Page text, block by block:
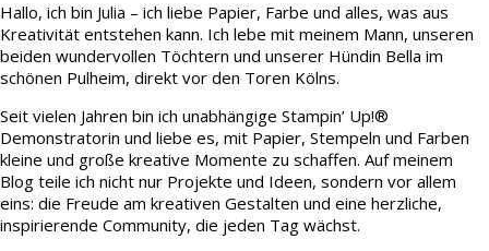
Hallo, ich bin Julia – ich liebe Papier, Farbe und alles, was aus
Kreativität entstehen kann. Ich lebe mit meinem Mann, unseren
beiden wundervollen Töchtern und unserer Hündin Bella im
schönen Pulheim, direkt vor den Toren Kölns.
Seit vielen Jahren bin ich unabhängige Stampin’ Up!®
Demonstratorin und liebe es, mit Papier, Stempeln und Farben
kleine und große kreative Momente zu schaffen. Auf meinem
Blog teile ich nicht nur Projekte und Ideen, sondern vor allem
eins: die Freude am kreativen Gestalten und eine herzliche,
inspirierende Community, die jeden Tag wächst.